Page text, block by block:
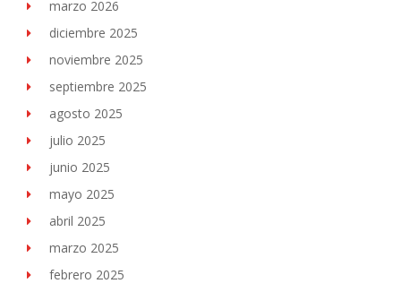
marzo 2026
diciembre 2025
noviembre 2025
septiembre 2025
agosto 2025
julio 2025
junio 2025
mayo 2025
abril 2025
marzo 2025
febrero 2025